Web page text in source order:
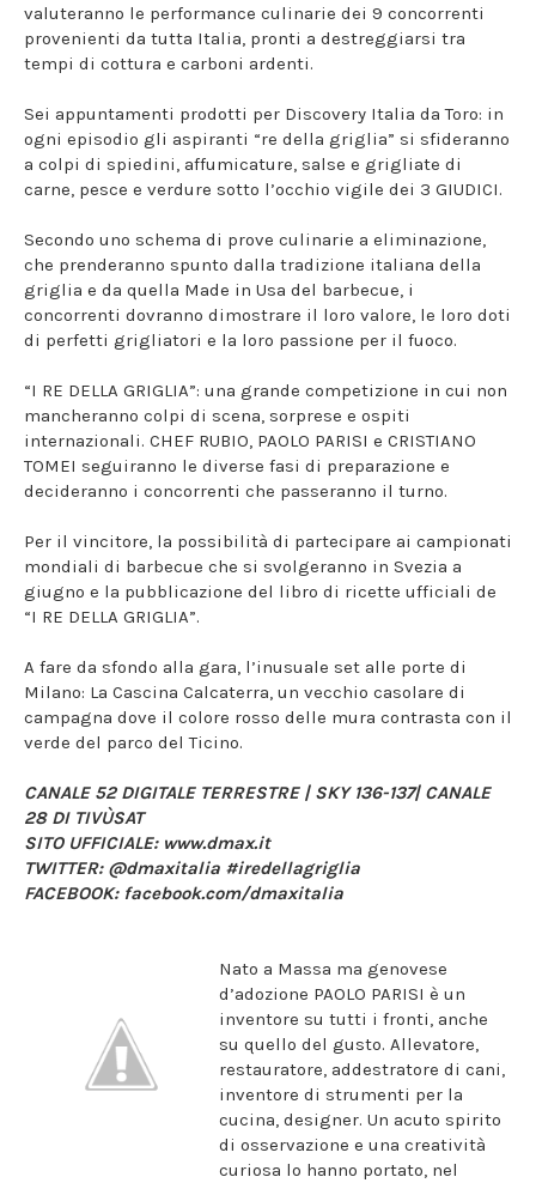
valuteranno le performance culinarie dei 9 concorrenti
provenienti da tutta Italia, pronti a destreggiarsi tra
tempi di cottura e carboni ardenti.
Sei appuntamenti prodotti per Discovery Italia da Toro: in
ogni episodio gli aspiranti “re della griglia” si sfideranno
a colpi di spiedini, affumicature, salse e grigliate di
carne, pesce e verdure sotto l’occhio vigile dei 3 GIUDICI.
Secondo uno schema di prove culinarie a eliminazione,
che prenderanno spunto dalla tradizione italiana della
griglia e da quella Made in Usa del barbecue, i
concorrenti dovranno dimostrare il loro valore, le loro doti
di perfetti grigliatori e la loro passione per il fuoco.
“I RE DELLA GRIGLIA”: una grande competizione in cui non
mancheranno colpi di scena, sorprese e ospiti
internazionali. CHEF RUBIO, PAOLO PARISI e CRISTIANO
TOMEI seguiranno le diverse fasi di preparazione e
decideranno i concorrenti che passeranno il turno.
Per il vincitore, la possibilità di partecipare ai campionati
mondiali di barbecue che si svolgeranno in Svezia a
giugno e la pubblicazione del libro di ricette ufficiali de
“I RE DELLA GRIGLIA”.
A fare da sfondo alla gara, l’inusuale set alle porte di
Milano: La Cascina Calcaterra, un vecchio casolare di
campagna dove il colore rosso delle mura contrasta con il
verde del parco del Ticino.
CANALE 52 DIGITALE TERRESTRE | SKY 136-137| CANALE
28 DI TIVÙSAT
SITO UFFICIALE: www.dmax.it
TWITTER: @dmaxitalia #iredellagriglia
FACEBOOK: facebook.com/dmaxitalia
Nato a Massa ma genovese
d’adozione PAOLO PARISI è un
inventore su tutti i fronti, anche
su quello del gusto. Allevatore,
restauratore, addestratore di cani,
inventore di strumenti per la
cucina, designer. Un acuto spirito
di osservazione e una creatività
curiosa lo hanno portato, nel